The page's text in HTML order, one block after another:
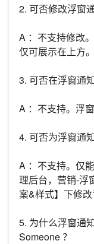
2. 可否修改浮窗
A ：不支持修改
仅可展示在上方。
3. 可否在浮窗通
A ：不支持。浮
4. 可否为浮窗通
A ：不支持。仅
理后台，营销-浮
案&样式】下修改
5. 为什么浮窗通
Someone ？